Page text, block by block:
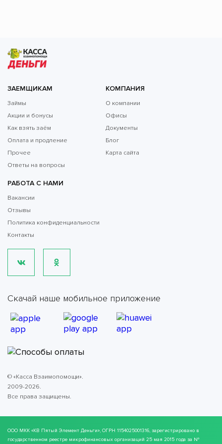
ЗАЕМЩИКАМ
Займы
Акции и бонусы
Как взять заём
Оплата и продление
Прочее
Ответы на вопросы
КОМПАНИЯ
О компании
Офисы
Документы
Блог
Карта сайта
РАБОТА С НАМИ
Вакансии
Отзывы
Политика конфиденциальности
Контакты
Скачай наше мобильное приложение
© «Касса Взаимопомощи».
2009-2026.
Все права защищены.
ООО МКК «КВ Пятый Элемент Деньги», ОГРН 1154025001316, зарегистрировано в
государственном реестре микрофинансовых организаций 25 мая 2015 года за №